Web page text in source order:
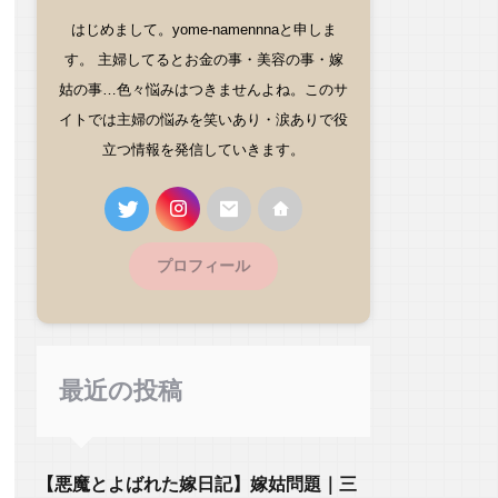
はじめまして。yome-namennnaと申しま
す。 主婦してるとお金の事・美容の事・嫁
姑の事…色々悩みはつきませんよね。このサ
イトでは主婦の悩みを笑いあり・涙ありで役
立つ情報を発信していきます。
プロフィール
最近の投稿
【悪魔とよばれた嫁日記】嫁姑問題｜三